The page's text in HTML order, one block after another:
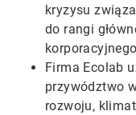
kryzysu
do rangi
Firma Ecolab
przywództwo
rozwoju,